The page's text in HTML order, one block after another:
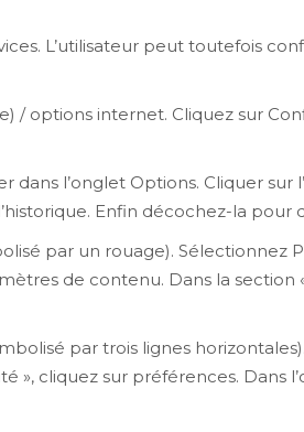
L’utilisateur peut toutefois
/ options internet. Cliquez sur
l’onglet Options. Cliquer sur
Enfin décochez-la pour
par un rouage). Sélectionnez
de contenu. Dans la section
par trois lignes
», cliquez sur préférences. Dans